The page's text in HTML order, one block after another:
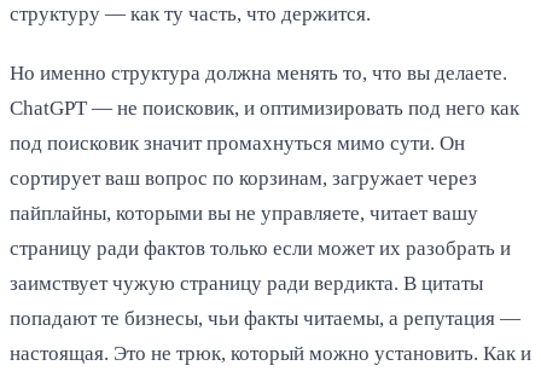
структуру — как ту часть, что держится.
Но именно структура должна менять то, что вы делаете.
ChatGPT — не поисковик, и оптимизировать под него как
под поисковик значит промахнуться мимо сути. Он
сортирует ваш вопрос по корзинам, загружает через
пайплайны, которыми вы не управляете, читает вашу
страницу ради фактов только если может их разобрать и
заимствует чужую страницу ради вердикта. В цитаты
попадают те бизнесы, чьи факты читаемы, а репутация —
настоящая. Это не трюк, который можно установить. Как и